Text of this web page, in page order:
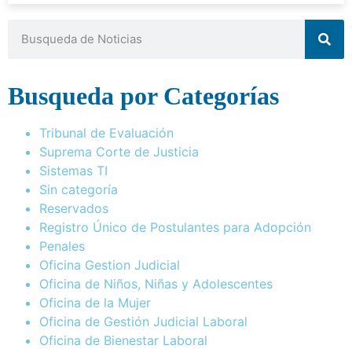
Busqueda por Categorías
Tribunal de Evaluación
Suprema Corte de Justicia
Sistemas TI
Sin categoría
Reservados
Registro Único de Postulantes para Adopción
Penales
Oficina Gestion Judicial
Oficina de Niños, Niñas y Adolescentes
Oficina de la Mujer
Oficina de Gestión Judicial Laboral
Oficina de Bienestar Laboral